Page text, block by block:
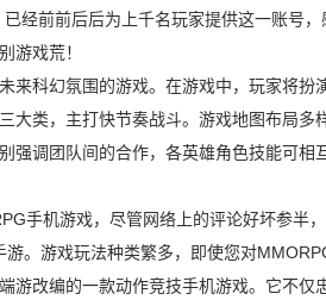
已经前前后后为上千名玩家提供这一账号
游戏荒！
科幻氛围的游戏。在游戏中，玩家将扮
大类，主打快节奏战斗。游戏地图布局
强调团队间的合作，各英雄角色技能可相
机游戏，尽管网络上的评论好坏参半
。游戏玩法种类繁多，即使您对
改编的一款动作竞技手机游戏。它不仅